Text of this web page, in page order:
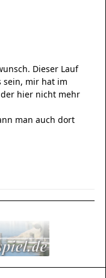
Dieser Lauf
sein, mir hat im
hier nicht mehr
man auch dort